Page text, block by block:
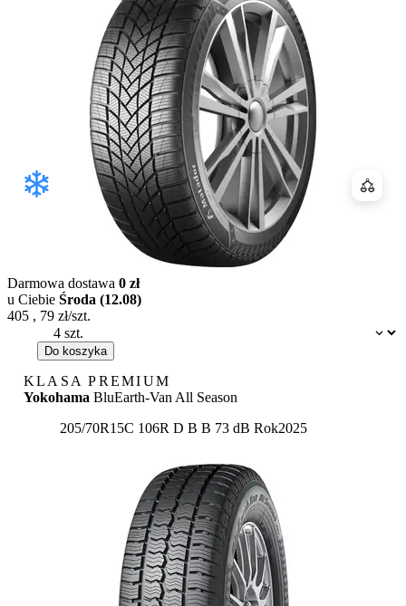
Dostępność:
Darmowa dostawa 0 zł
u Ciebie Środa (12.08)
405 , 79 zł/szt.
Do koszyka
KLASA PREMIUM
Yokohama BluEarth-Van All Season
205/70R15C 106R Etykieta:
D B B 73 dB Rok2025